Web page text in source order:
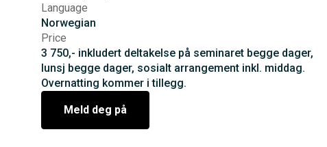
Language
Norwegian
Price
3 750,- inkludert deltakelse på seminaret begge dager,
lunsj begge dager, sosialt arrangement inkl. middag.
Overnatting kommer i tillegg.
Meld deg på